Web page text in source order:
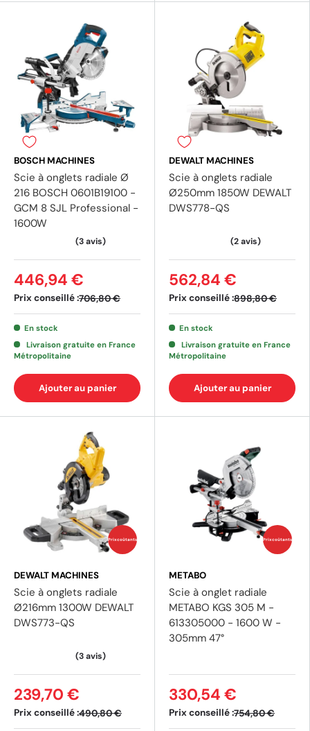
(5 avis)
BOSCH MACHINES
Scie à onglets radiale Ø
216 BOSCH 0601B19100 -
GCM 8 SJL Professional -
1600W
Prix conseillé :706,80 €
446,94 €
En stock
Livraison gratuite en France
Métropolitaine
Ajouter au panier
DEWALT MACHINES
Scie à onglets radiale
Ø250mm 1850W DEWALT
DWS778-QS
Prix conseillé :898,80 €
562,84 €
En stock
Livraison gratuite en France
Métropolitaine
Ajouter au panier
Prix coûtants
DEWALT MACHINES
Scie à onglets radiale
Ø216mm 1300W DEWALT
DWS773-QS
Prix conseillé :490,80 €
239,70 €
Prix coûtants
METABO
Scie à onglet radiale
METABO KGS 305 M -
613305000 - 1600 W -
305mm 47°
Prix conseillé :754,80 €
330,54 €